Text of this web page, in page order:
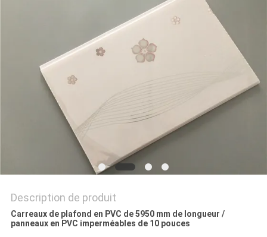
PRIVACY
POLICY
Description de produit
Carreaux de plafond en PVC de 5950 mm de longueur /
panneaux en PVC imperméables de 10 pouces